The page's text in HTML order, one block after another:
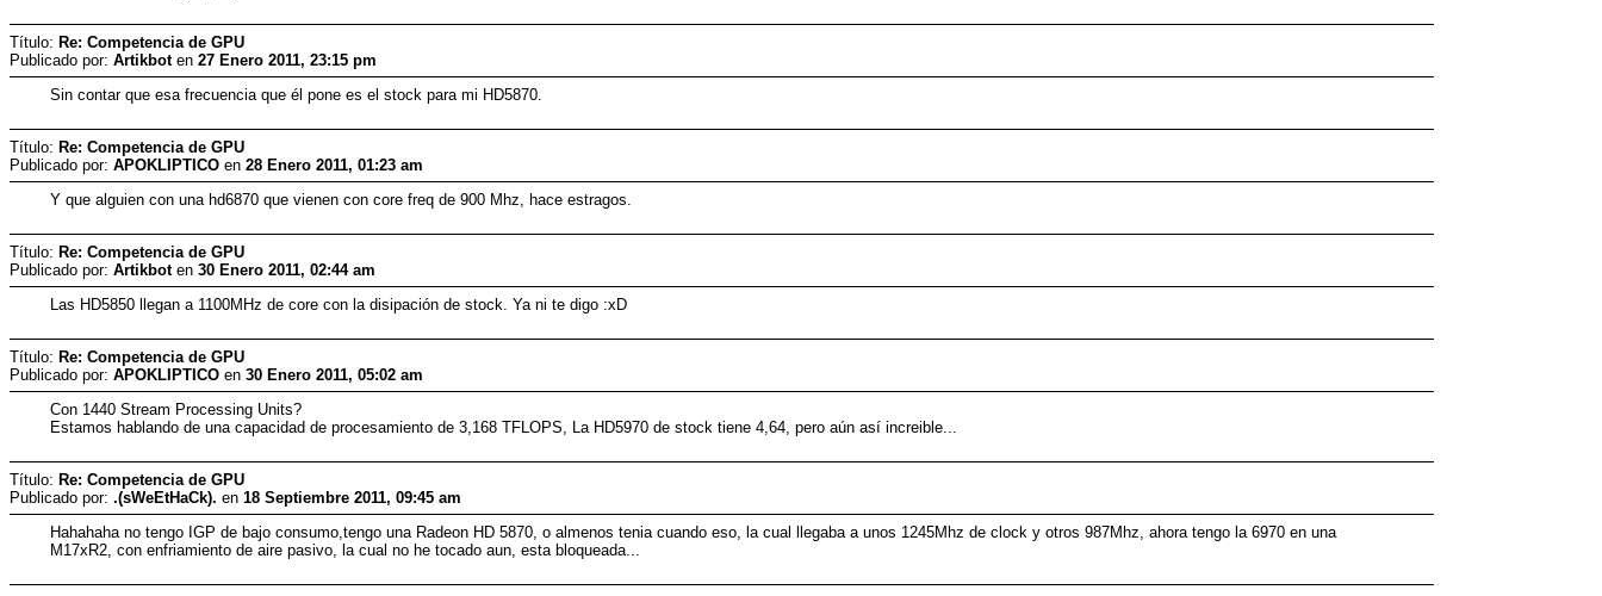
Título: Re: Competencia de GPU
Publicado por: Artikboten 27 Enero 2011, 23:15 pm
Sin contar que esa frecuencia que él pone es el stock para mi HD5870.
Título: Re: Competencia de GPU
Publicado por: APOKLIPTICO en 28 Enero 2011, 01:23 am
Y que alguien con una hd6870 que vienen con core freq de 900 Mhz, hace estragos.
Título: Re: Competencia de GPU
Publicado por: Artikboten 30 Enero 2011, 02:44 am
Las HD5850 llegan a 1100MHz de core con la disipación de stock. Ya ni te digo :xD
Título: Re: Competencia de GPU
Publicado por: APOKLIPTICO en 30 Enero 2011, 05:02 am
Con 1440 Stream Processing Units?
Estamos hablando de una capacidad de procesamiento de 3,168 TFLOPS, La HD5970 de stock tiene 4,64, pero aún así increible...
Título: Re: Competencia de GPU
Publicado por: .(sWeEtHaCk). en 18 Septiembre 2011, 09:45 am
Hahahaha no tengo IGP de bajo consumo,tengo una Radeon HD 5870, o almenos tenia cuando eso, la cual llegaba a unos 1245Mhz de clock y otros 987Mhz, ahora tengo la 6970 en una
M17xR2, con enfriamiento de aire pasivo, la cual no he tocado aun, esta bloqueada...